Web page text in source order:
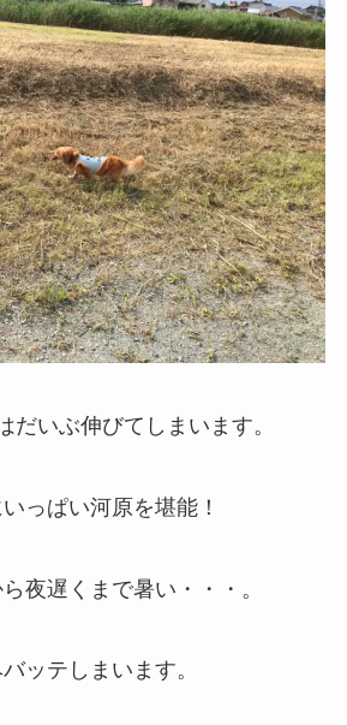
だいぶ伸びてしまいます。
っぱい河原を堪能！
夜遅くまで暑い・・・。
ッテしまいます。